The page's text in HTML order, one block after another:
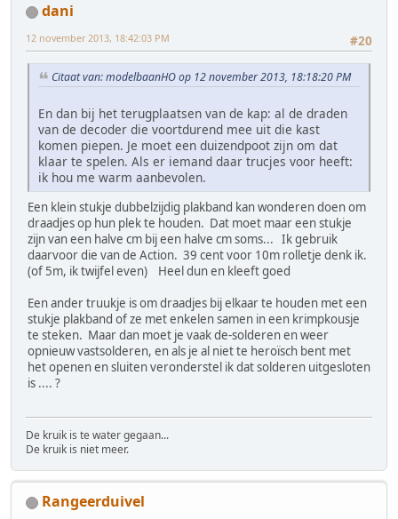
dani
#20
12 november 2013, 18:42:03 PM
Citaat van: modelbaanHO op 12 november 2013, 18:18:20 PM
En dan bij het terugplaatsen van de kap: al de draden
van de decoder die voortdurend mee uit die kast
komen piepen. Je moet een duizendpoot zijn om dat
klaar te spelen. Als er iemand daar trucjes voor heeft:
ik hou me warm aanbevolen.
Een klein stukje dubbelzijdig plakband kan wonderen doen om
draadjes op hun plek te houden. Dat moet maar een stukje
zijn van een halve cm bij een halve cm soms... Ik gebruik
daarvoor die van de Action. 39 cent voor 10m rolletje denk ik.
(of 5m, ik twijfel even) Heel dun en kleeft goed
Een ander truukje is om draadjes bij elkaar te houden met een
stukje plakband of ze met enkelen samen in een krimpkousje
te steken. Maar dan moet je vaak de-solderen en weer
opnieuw vastsolderen, en als je al niet te heroïsch bent met
het openen en sluiten veronderstel ik dat solderen uitgesloten
is .... ?
De kruik is te water gegaan...
De kruik is niet meer.
Rangeerduivel